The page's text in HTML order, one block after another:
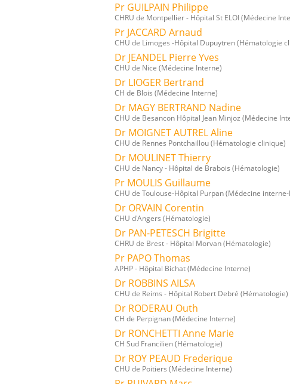
Pr GUILPAIN Philippe
CHRU de Montpellier - Hôpital St ELOI (Médecine
Pr JACCARD Arnaud
CHU de Limoges -Hôpital Dupuytren (Hématologie
Dr JEANDEL Pierre Yves
CHU de Nice (Médecine Interne)
Dr LIOGER Bertrand
CH de Blois (Médecine Interne)
Dr MAGY BERTRAND Nadine
CHU de Besancon Hôpital Jean Minjoz (Médecine
Dr MOIGNET AUTREL Aline
CHU de Rennes Pontchaillou (Hématologie clinique)
Dr MOULINET Thierry
CHU de Nancy - Hôpital de Brabois (Hématologie)
Pr MOULIS Guillaume
CHU de Toulouse-Hôpital Purpan (Médecine
Dr ORVAIN Corentin
CHU d'Angers (Hématologie)
Dr PAN-PETESCH Brigitte
CHRU de Brest - Hôpital Morvan (Hématologie)
Pr PAPO Thomas
APHP - Hôpital Bichat (Médecine Interne)
Dr ROBBINS AILSA
CHU de Reims - Hôpital Robert Debré (Hématologie)
Dr RODERAU Outh
CH de Perpignan (Médecine Interne)
Dr RONCHETTI Anne Marie
CH Sud Francilien (Hématologie)
Dr ROY PEAUD Frederique
CHU de Poitiers (Médecine Interne)